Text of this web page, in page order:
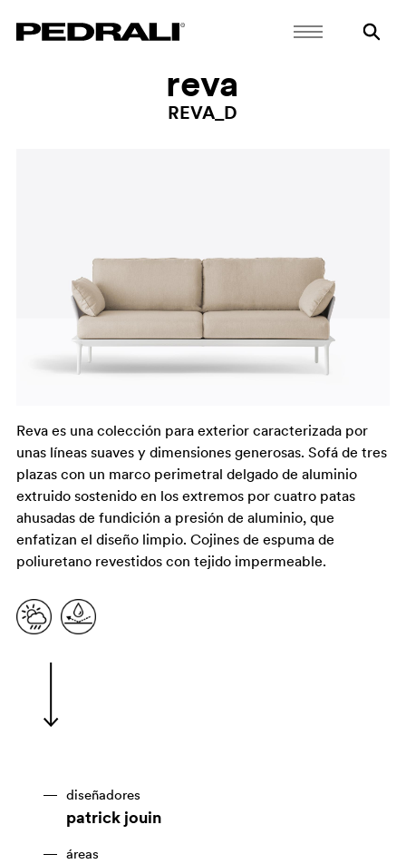
reva
REVA_D
Reva es una colección para exterior caracterizada por
unas líneas suaves y dimensiones generosas. Sofá de tres
plazas con un marco perimetral delgado de aluminio
extruido sostenido en los extremos por cuatro patas
ahusadas de fundición a presión de aluminio, que
enfatizan el diseño limpio. Cojines de espuma de
poliuretano revestidos con tejido impermeable.
diseñadores
patrick jouin
áreas